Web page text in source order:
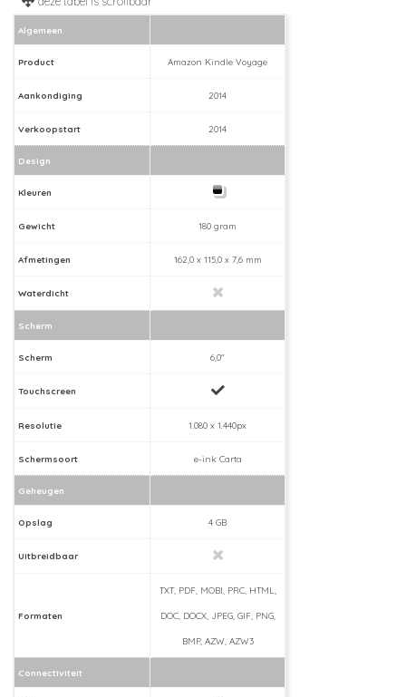
Algemeen
Product Amazon Kindle Voyage
Aankondiging 2014
Verkoopstart 2014
Design
Kleuren
Gewicht 180 gram
Afmetingen 162,0 x 115,0 x 7,6 mm
Waterdicht
Scherm
Scherm 6,0"
Touchscreen
Resolutie 1.080 x 1.440px
Schermsoort e-ink Carta
Geheugen
Opslag 4 GB
Uitbreidbaar
Formaten
TXT, PDF, MOBI, PRC, HTML,
DOC, DOCX, JPEG, GIF, PNG,
BMP, AZW, AZW3
Connectiviteit